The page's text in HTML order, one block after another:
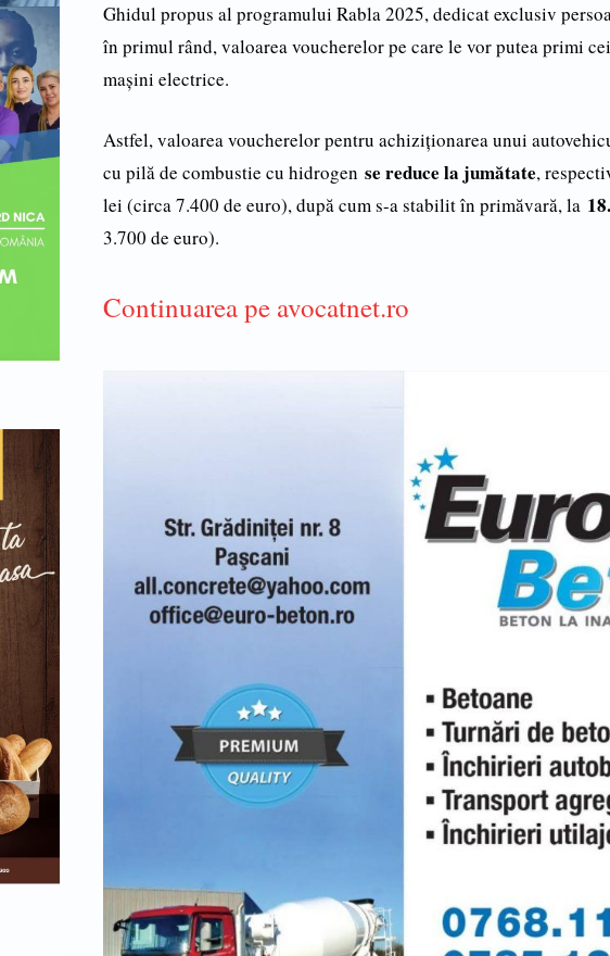
Ghidul propus al programului Rabla 2025, dedicat exclusiv
în primul rând, valoarea voucherelor pe care le vor putea primi
mașini electrice.
Astfel, valoarea voucherelor pentru achiziţionarea unui
cu pilă de combustie cu hidrogen se reduce la jumătate,
lei (circa 7.400 de euro), după cum s-a stabilit în primăvară, la
3.700 de euro).
Continuarea pe avocatnet.ro